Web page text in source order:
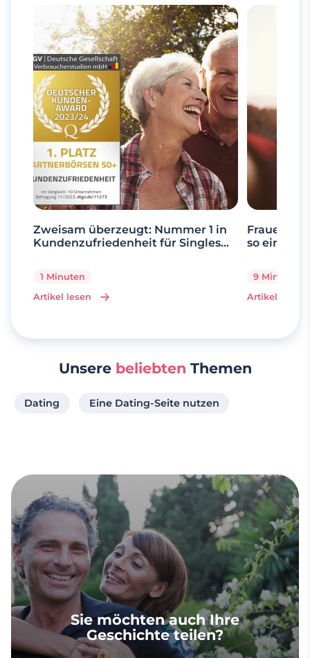
Zweisam überzeugt: Nummer 1 in
Kundenzufriedenheit für Singles
1 Minuten
Artikel lesen
Frauen ab
so einfach
9 Minuten
Artikel lesen
Unsere beliebten Themen
Dating Eine Dating-Seite nutzen
Sie möchten auch Ihre
Geschichte teilen?